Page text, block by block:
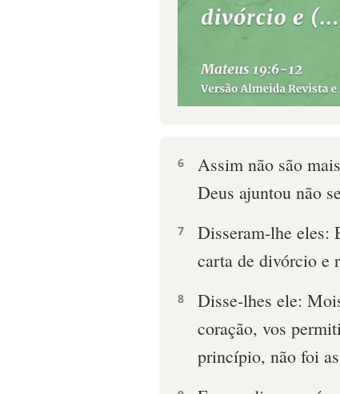
6
Assim não são
Deus ajuntou não
7
Disseram-lhe eles:
carta de divórcio e
8
Disse-lhes ele:
coração, vos
princípio, não foi